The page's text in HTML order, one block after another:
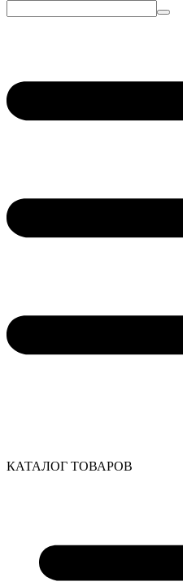
КАТАЛОГ ТОВАРОВ